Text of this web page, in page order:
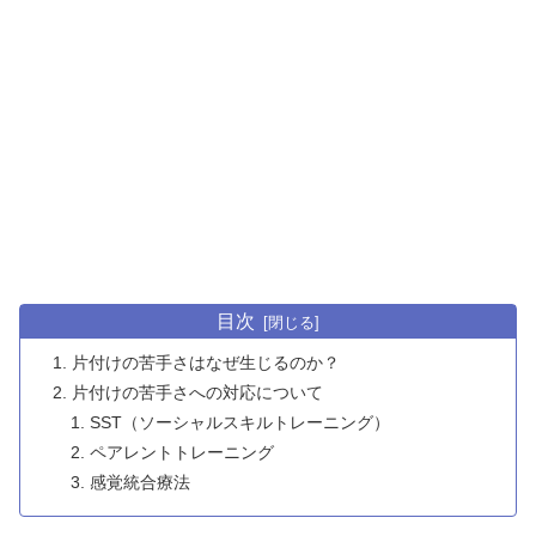
目次
片付けの苦手さはなぜ生じるのか？
片付けの苦手さへの対応について
SST（ソーシャルスキルトレーニング）
ペアレントトレーニング
感覚統合療法